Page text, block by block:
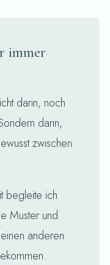
immer
darin, noch
darin,
zwischen
begleite ich
Muster und
anderen